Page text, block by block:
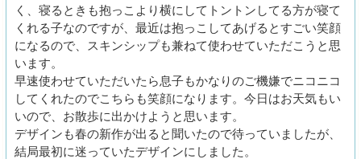
く、寝るときも抱っこより横にしてトントンしてる方が寝て
くれる子なのですが、最近は抱っこしてあげるとすごい笑顔
になるので、スキンシップも兼ねて使わせていただこうと思
います。
早速使わせていただいたら息子もかなりのご機嫌でニコニコ
してくれたのでこちらも笑顔になります。今日はお天気もい
いので、お散歩に出かけようと思います。
デザインも春の新作が出ると聞いたので待っていましたが、
結局最初に迷っていたデザインにしました。